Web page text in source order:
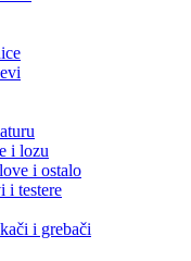
i lozu
i ostalo
i testere
i grebači